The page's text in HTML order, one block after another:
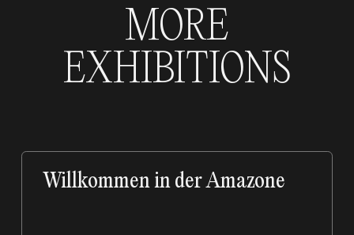
MORE
EXHIBITIONS
Willkommen in der Amazone